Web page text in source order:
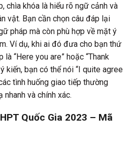
chìa khóa là hiểu rõ ngữ cảnh và
vật. Bạn cần chọn câu đáp lại
pháp mà còn phù hợp về mặt ý
Ví dụ, khi ai đó đưa cho bạn thứ
“Here you are” hoặc “Thank
kiến, bạn có thể nói “I quite agree
tình huống giao tiếp thường
và chính xác.
Quốc Gia 2023 – Mã